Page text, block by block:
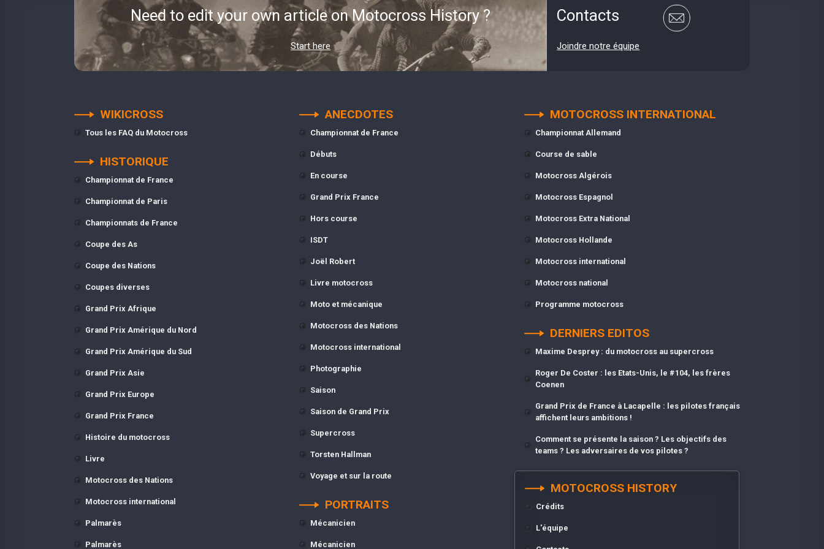
Need to edit your own article on Motocross History ?
Start here
Contacts
Joindre notre équipe
WIKICROSS
Tous les FAQ du Motocross
HISTORIQUE
Championnat de France
Championnat de Paris
Championnats de France
Coupe des As
Coupe des Nations
Coupes diverses
Grand Prix Afrique
Grand Prix Amérique du Nord
Grand Prix Amérique du Sud
Grand Prix Asie
Grand Prix Europe
Grand Prix France
Histoire du motocross
Livre
Motocross des Nations
Motocross international
Palmarès
Palmarès
ANECDOTES
Championnat de France
Débuts
En course
Grand Prix France
Hors course
ISDT
Joël Robert
Livre motocross
Moto et mécanique
Motocross des Nations
Motocross international
Photographie
Saison
Saison de Grand Prix
Supercross
Torsten Hallman
Voyage et sur la route
PORTRAITS
Mécanicien
Mécanicien
MOTOCROSS INTERNATIONAL
Championnat Allemand
Course de sable
Motocross Algérois
Motocross Espagnol
Motocross Extra National
Motocross Hollande
Motocross international
Motocross national
Programme motocross
DERNIERS EDITOS
Maxime Desprey : du motocross au supercross
Roger De Coster : les Etats-Unis, le #104, les frères
Coenen
Grand Prix de France à Lacapelle : les pilotes français
affichent leurs ambitions !
Comment se présente la saison ? Les objectifs des
teams ? Les adversaires de vos pilotes ?
MOTOCROSS HISTORY
Crédits
L'équipe